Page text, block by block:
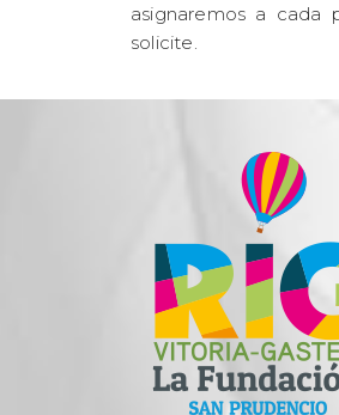
asignaremos a cada
solicite.